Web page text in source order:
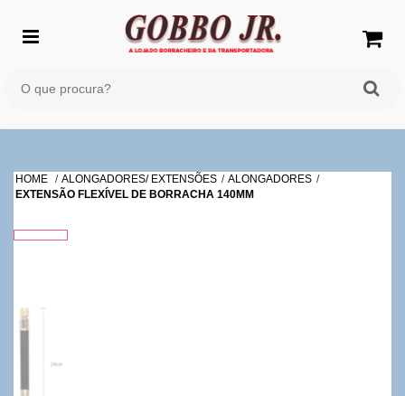
HOME ALONGADORES/ EXTENSÕES
ALONGADORES
EXTENSÃO FLEXÍVEL DE BORRACHA 140MM